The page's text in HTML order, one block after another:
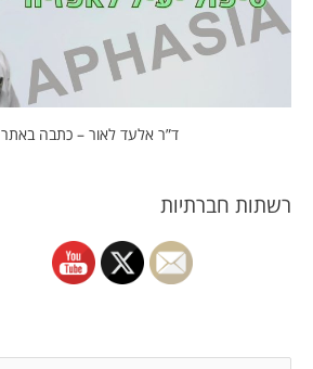
ד”ר אלעד לאור – כתבה באתר 0404
רשתות חברתיות